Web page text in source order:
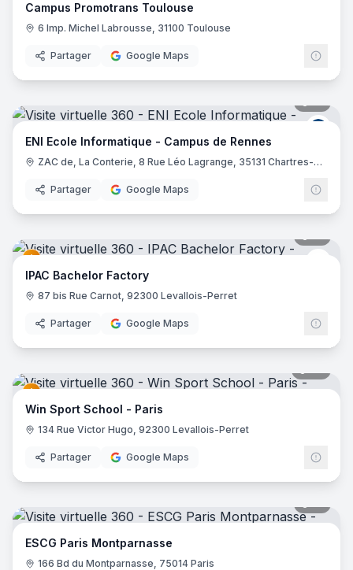
Campus Promotrans Toulouse
6 Imp. Michel Labrousse, 31100 Toulouse
Partager Google Maps
ENI
ENI Ecole Informatique - Campus de Rennes
ZAC de, La Conterie, 8 Rue Léo Lagrange, 35131 Chartres-de-Bretagne
Partager Google Maps
IPAC Bachelor Factory
87 bis Rue Carnot, 92300 Levallois-Perret
Partager Google Maps
Win Sport School - Paris
134 Rue Victor Hugo, 92300 Levallois-Perret
Partager Google Maps
ESCG Paris Montparnasse
166 Bd du Montparnasse, 75014 Paris